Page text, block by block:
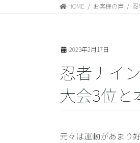
HOME お客様の声
2023年2月17日
忍者ナイ
大会3位と
元々は運動があまり